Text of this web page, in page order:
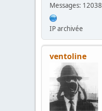
Messages: 12038
IP archivée
ventoline